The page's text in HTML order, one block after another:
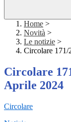
Home >
Novità >
Le notizie >
Circolare 171/
Circolare
Aprile 2024
Circolare